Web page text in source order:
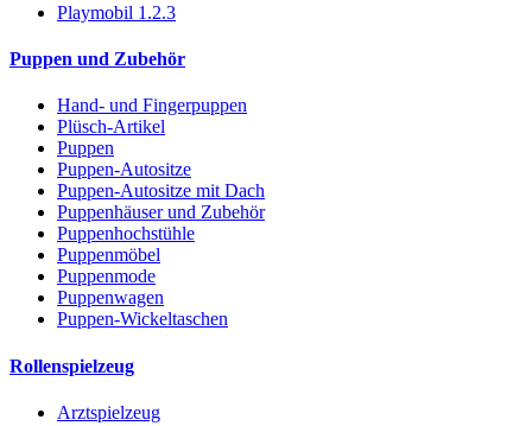
Playmobil 1.2.3
Puppen und Zubehör
Hand- und Fingerpuppen
Plüsch-Artikel
Puppen
Puppen-Autositze
Puppen-Autositze mit Dach
Puppenhäuser und Zubehör
Puppenhochstühle
Puppenmöbel
Puppenmode
Puppenwagen
Puppen-Wickeltaschen
Rollenspielzeug
Arztspielzeug